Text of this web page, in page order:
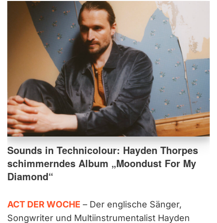
Sounds in Technicolour: Hayden Thorpes
schimmerndes Album „Moondust For My
Diamond“
ACT DER WOCHE – Der englische Sänger,
Songwriter und Multiinstrumentalist Hayden